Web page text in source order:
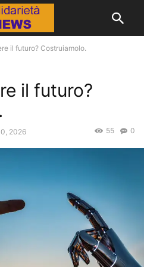
il futuro? Costruiamolo.
il futuro?
2026 0
55